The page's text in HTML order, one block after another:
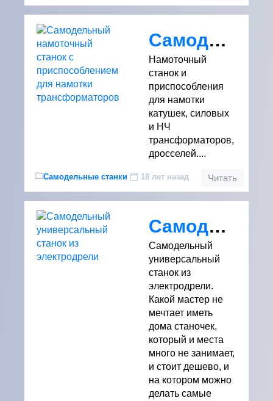
Самодельный намоточный станок с приспособлением для намотки трансформаторов
Намоточный
станок и
приспособления
для намотки
катушек, силовых
и НЧ
трансформаторов,
дросселей....
Читать
Самодельные станки 18 лет назад
Самодельный универсальный станок из электродрели
Самодельный
универсальный
станок из
электродрели.
Какой мастер не
мечтает иметь
дома станочек,
который и места
много не занимает,
и стоит дешево, и
на котором можно
делать самые